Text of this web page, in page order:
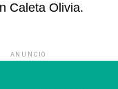
Caleta Olivia.
ANUNCIO